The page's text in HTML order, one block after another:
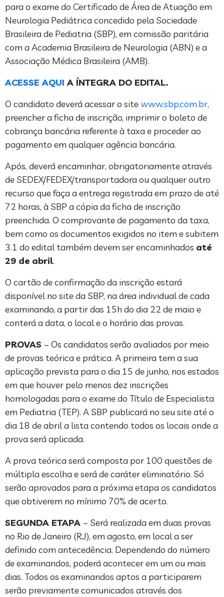
para o exame do Certificado de Área de Atuação em
Neurologia Pediátrica concedido pela Sociedade
Brasileira de Pediatria (SBP), em comissão paritária
com a Academia Brasileira de Neurologia (ABN) e a
Associação Médica Brasileira (AMB).
ACESSE AQUIA ÍNTEGRA DO EDITAL.
O candidato deverá acessar o sitewww.sbp.com.br,
preencher a ficha de inscrição, imprimir o boleto de
cobrança bancária referente à taxa e proceder ao
pagamento em qualquer agência bancária.
Após, deverá encaminhar, obrigatoriamente através
de SEDEX/FEDEX/transportadora ou qualquer outro
recurso que faça a entrega registrada em prazo de até
72 horas, à SBP a cópia da ficha de inscrição
preenchida. O comprovante de pagamento da taxa,
bem como os documentos exigidos no item e subitem
3.1 do edital também devem ser encaminhados até
29 de abril.
O cartão de confirmação da inscrição estará
disponível no site da SBP, na área individual de cada
examinando, a partir das 15h do dia 22 de maio e
conterá a data, o local e o horário das provas.
PROVAS – Os candidatos serão avaliados por meio
de provas teórica e prática. A primeira tem a sua
aplicação prevista para o dia 15 de junho, nos estados
em que houver pelo menos dez inscrições
homologadas para o exame do Título de Especialista
em Pediatria (TEP). A SBP publicará no seu site até o
dia 18 de abril a lista contendo todos os locais onde a
prova será aplicada.
A prova teórica será composta por 100 questões de
múltipla escolha e será de caráter eliminatório. Só
serão aprovados para a próxima etapa os candidatos
que obtiverem no mínimo 70% de acerto.
SEGUNDA ETAPA – Será realizada em duas provas
no Rio de Janeiro (RJ), em agosto, em local a ser
definido com antecedência. Dependendo do número
de examinandos, poderá acontecer em um ou mais
dias. Todos os examinandos aptos a participarem
serão previamente comunicados através dos